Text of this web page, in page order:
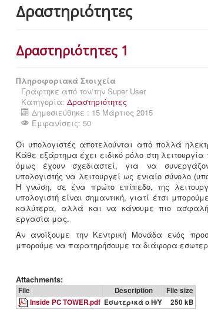
Δραστηριότητες
Δραστηριότητες 1
Πληροφοριακά Στοιχεία
Γράφτηκε από τον/την Super User
Κατηγορία: Δραστηριότητες
Δημοσιεύθηκε : 15 Μάρτιος 2015
Εμφανίσεις: 50
Οι υπολογιστές αποτελούνται από πολλά
Κάθε εξάρτημα έχει ειδικό ρόλο στη
όμως έχουν σχεδιαστεί, για να
υπολογιστής να λειτουργεί ως ενιαίο σύνολο
Η γνώση, σε ένα πρώτο επίπεδο, της
υπολογιστή είναι σημαντική, γιατί έτσι
καλύτερα, αλλά και να κάνουμε πιο ασφαλή
εργασία μας.
Αν ανοίξουμε την Κεντρική Μονάδα ενός
μπορούμε να παρατηρήσουμε τα διάφορα
Attachments:
File Description
File size
Inside PC TOWER.pdf Εσωτερικά ο Η/Υ 250 kB